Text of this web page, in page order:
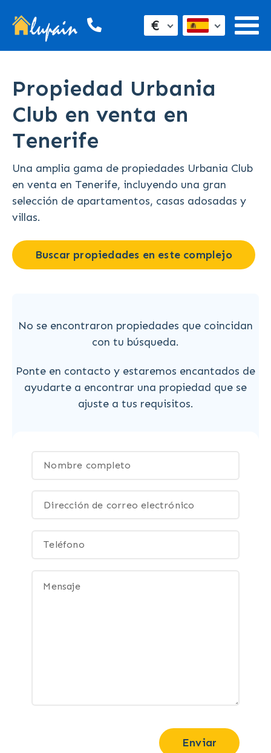
€
Propiedad Urbania
Club en venta en
Tenerife
Una amplia gama de propiedades Urbania Club
en venta en Tenerife, incluyendo una gran
selección de apartamentos, casas adosadas y
villas.
Buscar propiedades en este complejo
No se encontraron propiedades que coincidan
con tu búsqueda.
Ponte en contacto y estaremos encantados de
ayudarte a encontrar una propiedad que se
ajuste a tus requisitos.
Enviar